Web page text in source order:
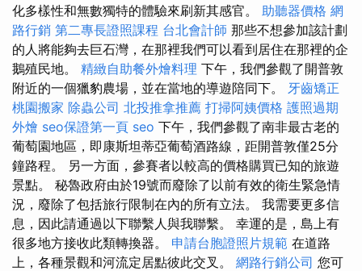
化多樣性和無數獨特的體驗來刷新其感官。 助聽器價格 網
路行銷 第二專長證照課程 台北會計師 那些不想參加該計劃
的人將能夠去巨石灣，在那裡我們可以看到居住在那裡的企
鵝殖民地。 精緻自助餐外燴料理 下午，我們參觀了開普敦
附近的一個獵豹農場，並在當地的導遊陪同下。 牙齒矯正
桃園搬家 除蟲公司 北投推拿推薦 打掃阿姨價格 護照過期
外燴 seo保證第一頁 seo 下午，我們參觀了南非最古老的
葡萄園地區，即康斯坦蒂亞葡萄酒路線，距開普敦僅25分
鐘路程。 另一方面，參賽者以較高的價格購買已知的旅遊
景點。 秘魯政府由於19號而廢除了以前有效的衛生緊急情
況，廢除了包括旅行限制在內的所有立法。 我需要更多信
息，因此請通過以下聯繫人與我聯繫。 幸運的是，島上有
很多地方接收此類轉換器。 申請台胞證照片規範 在道路
上，各種景觀和河流定居點彼此交叉。 網路行銷公司 您可